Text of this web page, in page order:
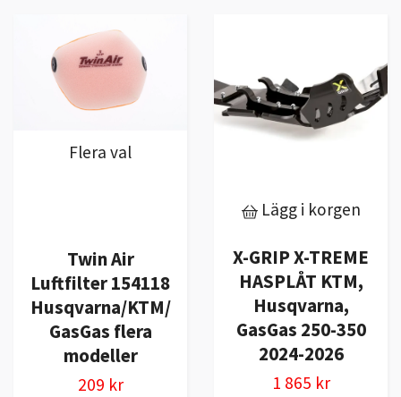
Flera val
Twin Air
Luftfilter 154118
Husqvarna/KTM/
GasGas flera
modeller
209 kr
Lägg i korgen
X-GRIP X-TREME
HASPLÅT KTM,
Husqvarna,
GasGas 250-350
2024-2026
1 865 kr